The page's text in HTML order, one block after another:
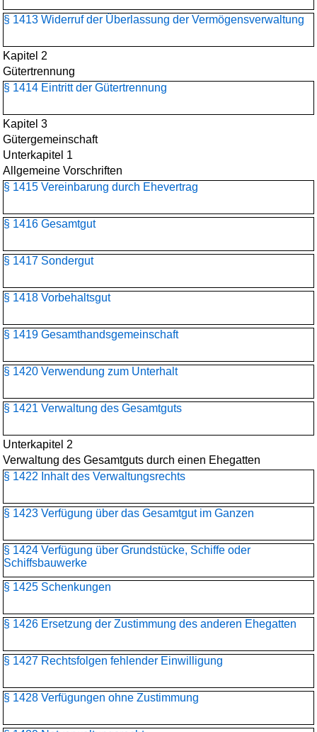
§ 1413 Widerruf der Überlassung der Vermögensverwaltung
Kapitel 2
Gütertrennung
§ 1414 Eintritt der Gütertrennung
Kapitel 3
Gütergemeinschaft
Unterkapitel 1
Allgemeine Vorschriften
§ 1415 Vereinbarung durch Ehevertrag
§ 1416 Gesamtgut
§ 1417 Sondergut
§ 1418 Vorbehaltsgut
§ 1419 Gesamthandsgemeinschaft
§ 1420 Verwendung zum Unterhalt
§ 1421 Verwaltung des Gesamtguts
Unterkapitel 2
Verwaltung des Gesamtguts durch einen Ehegatten
§ 1422 Inhalt des Verwaltungsrechts
§ 1423 Verfügung über das Gesamtgut im Ganzen
§ 1424 Verfügung über Grundstücke, Schiffe oder
Schiffsbauwerke
§ 1425 Schenkungen
§ 1426 Ersetzung der Zustimmung des anderen Ehegatten
§ 1427 Rechtsfolgen fehlender Einwilligung
§ 1428 Verfügungen ohne Zustimmung